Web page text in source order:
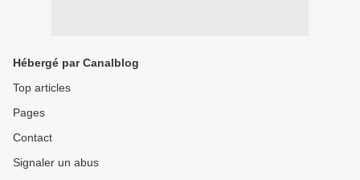
Hébergé par Canalblog
Top articles
Pages
Contact
Signaler un abus